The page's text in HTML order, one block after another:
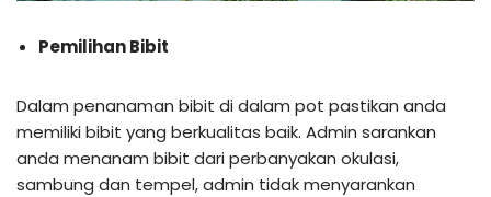
Pemilihan Bibit
Dalam penanaman bibit di dalam pot pastikan anda
memiliki bibit yang berkualitas baik. Admin sarankan
anda menanam bibit dari perbanyakan okulasi,
sambung dan tempel, admin tidak menyarankan